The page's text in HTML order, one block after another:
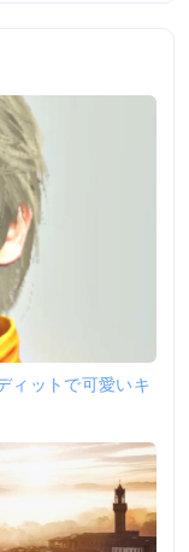
ィットで可愛いキ